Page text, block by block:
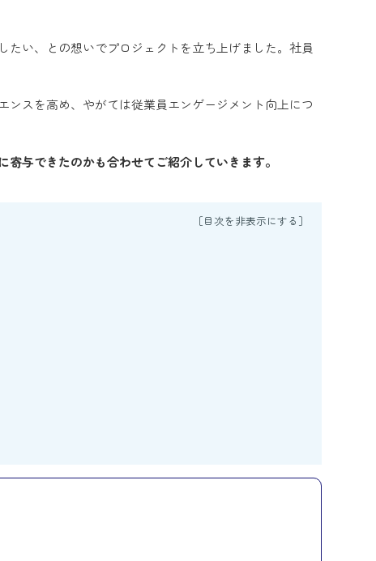
たい、との想いでプロジェクトを立ち上げました。社員
スを高め、やがては従業員エンゲージメント向上につ
与できたのかも合わせてご紹介していきます。